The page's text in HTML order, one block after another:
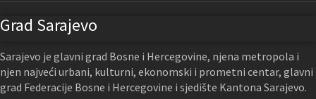
Grad Sarajevo
Sarajevo je glavni grad Bosne i Hercegovine, njena metropola i
njen najveći urbani, kulturni, ekonomski i prometni centar, glavni
grad Federacije Bosne i Hercegovine i sjedište Kantona Sarajevo.